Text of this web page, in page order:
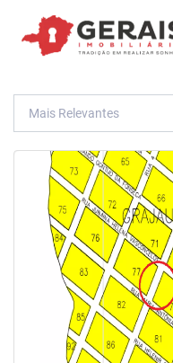
Previous